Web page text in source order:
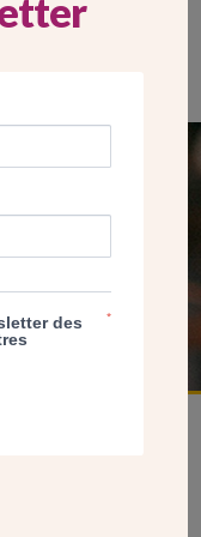
des
*